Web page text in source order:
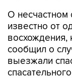
О несчастном
известно от
восхождения,
сообщил о
выезжали